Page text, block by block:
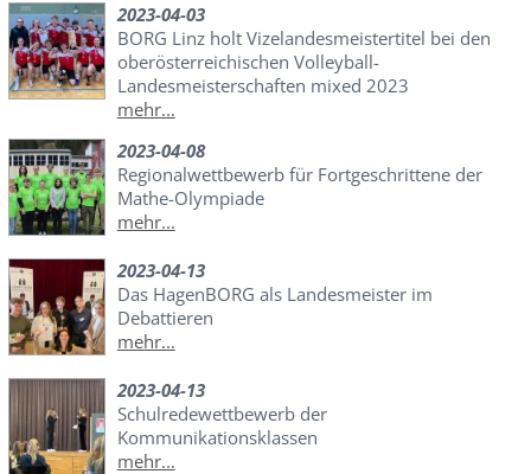
2023-04-03
BORG Linz holt Vizelandesmeistertitel bei den
oberösterreichischen Volleyball-
Landesmeisterschaften mixed 2023
mehr...
2023-04-08
Regionalwettbewerb für Fortgeschrittene der
Mathe-Olympiade
mehr...
2023-04-13
Das HagenBORG als Landesmeister im
Debattieren
mehr...
2023-04-13
Schulredewettbewerb der
Kommunikationsklassen
mehr...